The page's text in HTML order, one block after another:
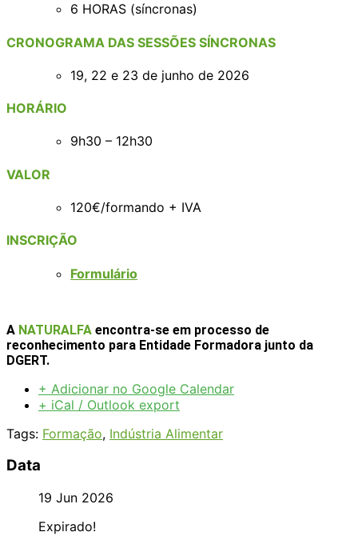
6 HORAS (síncronas)
CRONOGRAMA DAS SESSÕES SÍNCRONAS
19, 22 e 23 de junho de 2026
HORÁRIO
9h30 – 12h30
VALOR
120€/formando + IVA
INSCRIÇÃO
Formulário
A NATURALFA encontra-se em processo de
reconhecimento para Entidade Formadora junto da
DGERT.
+ Adicionar no Google Calendar
+ iCal / Outlook export
Tags: Formação, Indústria Alimentar
Data
19 Jun 2026
Expirado!